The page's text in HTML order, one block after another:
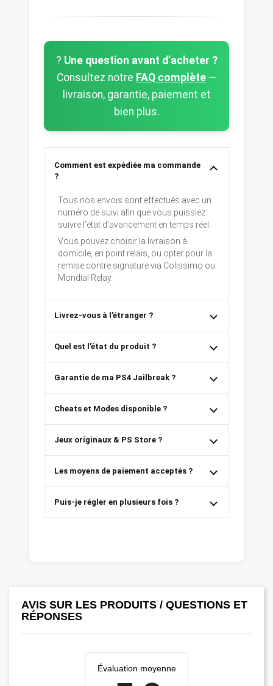
? Une question avant d’acheter ?
Consultez notre FAQ complète —
livraison, garantie, paiement et
bien plus.
Comment est expédiée ma commande
?
Tous nos envois sont effectués avec un
numéro de suivi afin que vous puissiez
suivre l’état d’avancement en temps réel.
Vous pouvez choisir la livraison à
domicile, en point relais, ou opter pour la
remise contre signature via Colissimo ou
Mondial Relay.
Livrez-vous à l’étranger ?
Quel est l’état du produit ?
Garantie de ma PS4 Jailbreak ?
Cheats et Modes disponible ?
Jeux originaux & PS Store ?
Les moyens de paiement acceptés ?
Puis-je régler en plusieurs fois ?
AVIS SUR LES PRODUITS / QUESTIONS ET
RÉPONSES
Évaluation moyenne